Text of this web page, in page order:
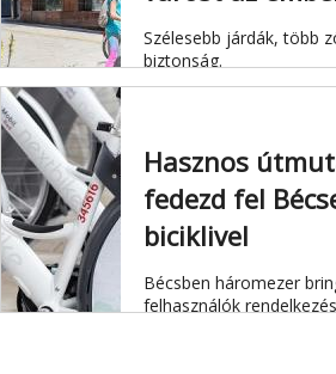
Szélesebb járdák, több
biztonság.
Hasznos
fedezd fel
biciklivel
Bécsben háromezer
felhasználók